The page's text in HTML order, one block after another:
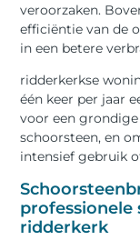
veroorzaken.
efficiëntie van de
in een betere
ridderkerkse
één keer per jaar
voor een
schoorsteen, en
intensief gebruik
professionele
ridderkerk